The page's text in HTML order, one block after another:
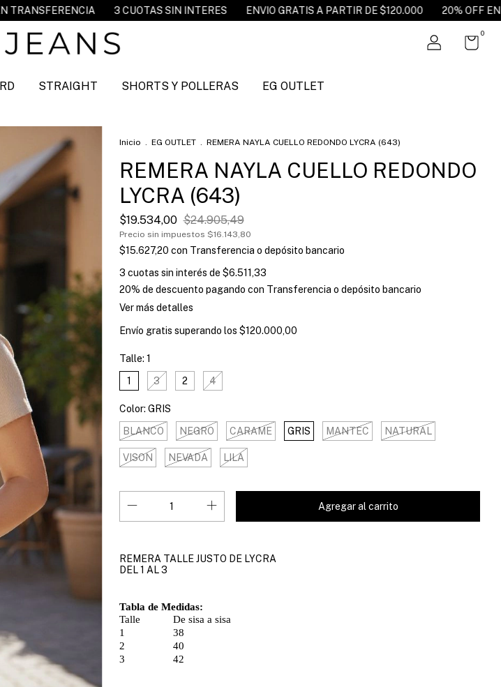
3 CUOTAS SIN INTERES ENVIO GRATIS A PARTIR DE $120.000 20% OFF EN TRANSFERENCIA
0
STRAIGHT SHORTS Y POLLERAS EG OUTLET
Inicio EG OUTLET REMERA NAYLA CUELLO REDONDO LYCRA (643)
REMERA NAYLA CUELLO REDONDO
LYCRA (643)
$19.534,00 $24.905,49
Precio sin impuestos $16.143,80
$15.627,20 con Transferencia o depósito bancario
3 cuotas sin interés de $6.511,33
20% de descuento pagando con Transferencia o depósito bancario
Ver más detalles
Envío gratis superando los $120.000,00
Talle: 1
1
3 2 4
Color: GRIS
BLANCO
NEGRO CARAME GRIS MANTEC NATURAL
VISON NEVADA LILA
REMERA TALLE JUSTO DE LYCRA
DEL 1 AL 3
Tabla de Medidas:
Talle
De sisa a sisa
1
38
2
40
3
42